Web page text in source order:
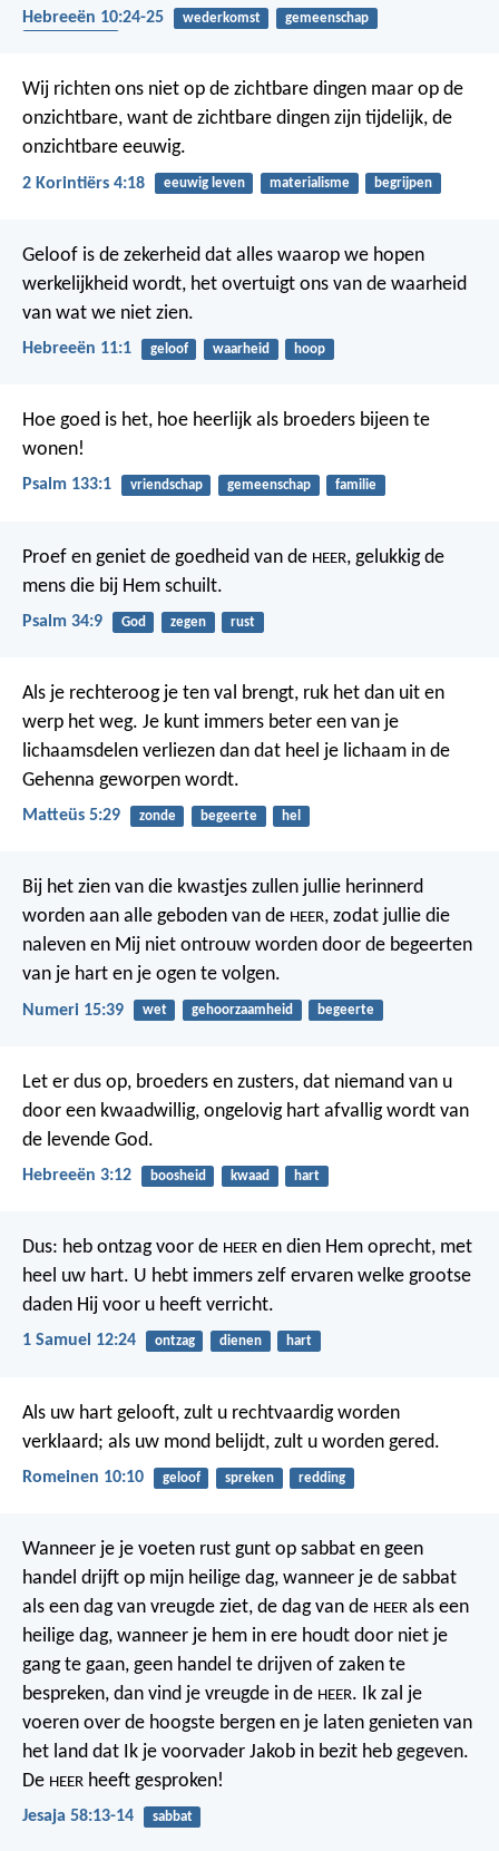
Hebreeën 10:24-25 wederkomst
gemeenschap
Wij richten ons niet op de zichtbare dingen maar op de
onzichtbare, want de zichtbare dingen zijn tijdelijk, de
onzichtbare eeuwig.
2 Korintiërs 4:18 eeuwig leven materialisme begrijpen
Geloof is de zekerheid dat alles waarop we hopen
werkelijkheid wordt, het overtuigt ons van de waarheid
van wat we niet zien.
Hebreeën 11:1 geloof waarheid hoop
Hoe goed is het, hoe heerlijk als broeders bijeen te
wonen!
Psalm 133:1 vriendschap gemeenschap familie
Proef en geniet de goedheid van de HEER, gelukkig de
mens die bij Hem schuilt.
Psalm 34:9 God zegen rust
Als je rechteroog je ten val brengt, ruk het dan uit en
werp het weg. Je kunt immers beter een van je
lichaamsdelen verliezen dan dat heel je lichaam in de
Gehenna geworpen wordt.
Matteüs 5:29 zonde begeerte hel
Bij het zien van die kwastjes zullen jullie herinnerd
worden aan alle geboden van de HEER, zodat jullie die
naleven en Mij niet ontrouw worden door de begeerten
van je hart en je ogen te volgen.
Numeri 15:39 wet gehoorzaamheid begeerte
Let er dus op, broeders en zusters, dat niemand van u
door een kwaadwillig, ongelovig hart afvallig wordt van
de levende God.
Hebreeën 3:12 boosheid kwaad hart
Dus: heb ontzag voor de HEER en dien Hem oprecht, met
heel uw hart. U hebt immers zelf ervaren welke grootse
daden Hij voor u heeft verricht.
1 Samuel 12:24 ontzag dienen hart
Als uw hart gelooft, zult u rechtvaardig worden
verklaard; als uw mond belijdt, zult u worden gered.
Romeinen 10:10 geloof spreken redding
Wanneer je je voeten rust gunt op sabbat en geen
handel drijft op mijn heilige dag, wanneer je de sabbat
als een dag van vreugde ziet, de dag van de HEER als een
heilige dag, wanneer je hem in ere houdt door niet je
gang te gaan, geen handel te drijven of zaken te
bespreken, dan vind je vreugde in de HEER. Ik zal je
voeren over de hoogste bergen en je laten genieten van
het land dat Ik je voorvader Jakob in bezit heb gegeven.
De HEER heeft gesproken!
Jesaja 58:13-14 sabbat